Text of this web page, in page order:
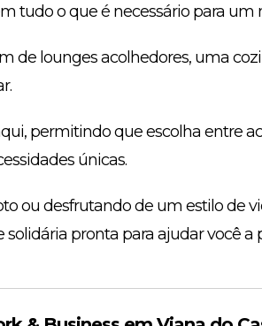
tudo o que é necessário para um
de lounges acolhedores, uma
permitindo que escolha entre
únicas.
ou desfrutando de um estilo de
pronta para ajudar você a